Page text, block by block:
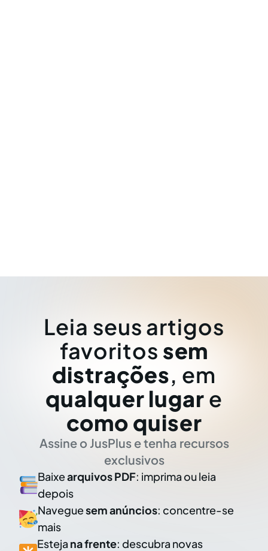
Leia seus artigos
favoritos sem
distrações, em
qualquer lugar e
como quiser
Assine o JusPlus e tenha recursos
exclusivos
Baixearquivos PDF: imprima ou leia
depois
Naveguesem anúncios: concentre-se
mais
Esteja na frente: descubra novas